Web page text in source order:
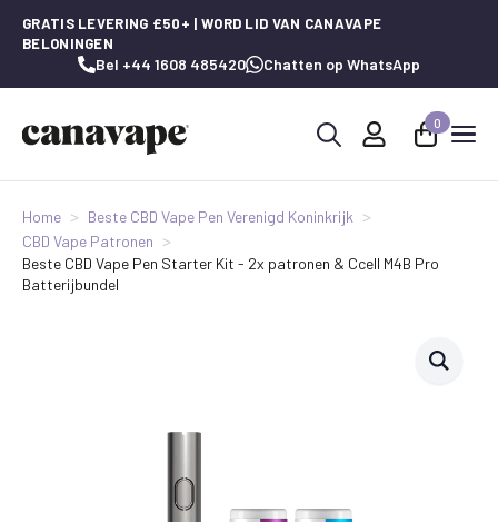
GRATIS LEVERING £50+ | WORD LID VAN CANAVAPE
BELONINGEN
Bel +44 1608 485420 Chatten op WhatsApp
0
Home
Beste CBD Vape Pen Verenigd Koninkrijk
CBD Vape Patronen
Beste CBD Vape Pen Starter Kit - 2x patronen & Ccell M4B Pro
Batterijbundel